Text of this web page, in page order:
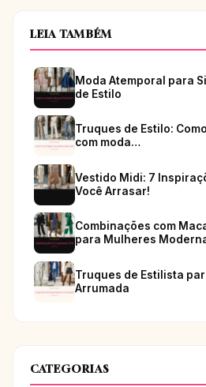
LEIA TAMBÉM
Moda Atemporal para
de Estilo
Truques de Estilo:
com moda…
Vestido Midi: 7
Você Arrasar!
Combinações com
para Mulheres
Truques de Estilista
Arrumada
CATEGORIAS